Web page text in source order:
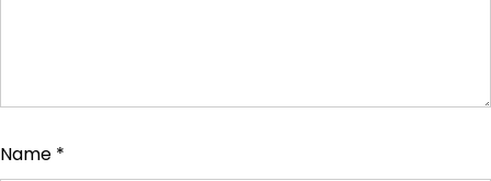
Name *